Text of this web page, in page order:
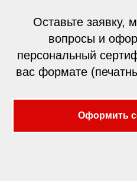
Оставьте заявку,
вопросы и
персональный
вас формате
Оформить